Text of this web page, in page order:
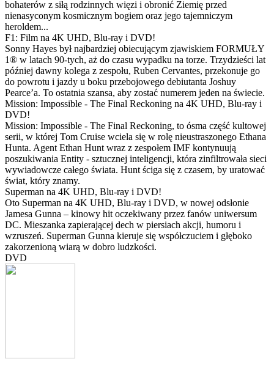
bohaterów z siłą rodzinnych więzi i obronić Ziemię przed
nienasyconym kosmicznym bogiem oraz jego tajemniczym
heroldem...
F1: Film na 4K UHD, Blu-ray i DVD!
Sonny Hayes był najbardziej obiecującym zjawiskiem FORMUŁY
1® w latach 90-tych, aż do czasu wypadku na torze. Trzydzieści lat
później dawny kolega z zespołu, Ruben Cervantes, przekonuje go
do powrotu i jazdy u boku przebojowego debiutanta Joshuy
Pearce’a. To ostatnia szansa, aby zostać numerem jeden na świecie.
Mission: Impossible - The Final Reckoning na 4K UHD, Blu-ray i
DVD!
Mission: Impossible - The Final Reckoning, to ósma część kultowej
serii, w której Tom Cruise wciela się w rolę nieustraszonego Ethana
Hunta. Agent Ethan Hunt wraz z zespołem IMF kontynuują
poszukiwania Entity - sztucznej inteligencji, która zinfiltrowała sieci
wywiadowcze całego świata. Hunt ściga się z czasem, by uratować
świat, który znamy.
Superman na 4K UHD, Blu-ray i DVD!
Oto Superman na 4K UHD, Blu-ray i DVD, w nowej odsłonie
Jamesa Gunna – kinowy hit oczekiwany przez fanów uniwersum
DC. Mieszanka zapierającej dech w piersiach akcji, humoru i
wzruszeń. Superman Gunna kieruje się współczuciem i głęboko
zakorzenioną wiarą w dobro ludzkości.
DVD